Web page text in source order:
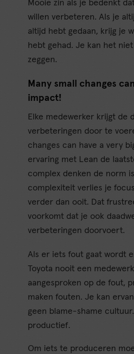
Mooie zin als je bedenkt
willen verbeteren. Als je
altijd hebt gedaan, krijg je
hebt gehad. Je kan het
zeggen.
Many small changes
impact!
Elke medewerker krijgt de
verbeteringen door te
changes can have a very
ervaring met Lean de
complex denken de norm
complexiteit verlies je
verder dan ooit. Dat
voorkomt dat je ook
verbeteringen doorvoert.
Als er iets fout gaat wordt
Toyota nooit een
aangesproken op de fout,
maken fouten. Je kan
geen blame-shame
productief.
Om iets te produceren